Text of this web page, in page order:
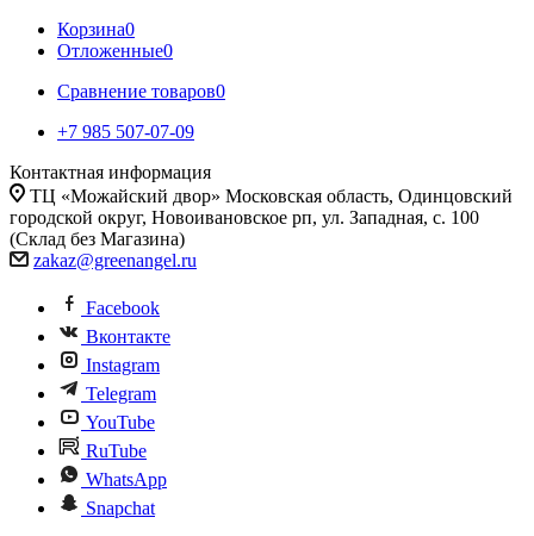
Корзина0
Отложенные0
Сравнение товаров0
+7 985 507-07-09
Контактная информация
ТЦ «Можайский двор» Московская область, Одинцовский
городской округ, Новоивановское рп, ул. Западная, с. 100
(Склад без Магазина)
zakaz@greenangel.ru
Facebook
Вконтакте
Instagram
Telegram
YouTube
RuTube
WhatsApp
Snapchat